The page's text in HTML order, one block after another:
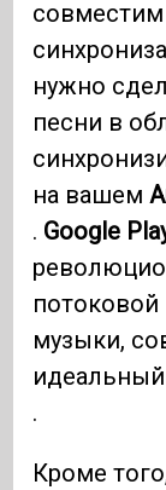
совместим
нужно
песни в
на вашем
. Google
музыки,
.
Кроме